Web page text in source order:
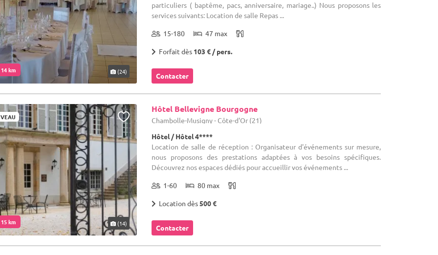
km (24)
particuliers ( baptême, pacs, anniversaire, mariage..) Nous proposons les
services suivants: Location de salle Repas ...
15-180 47 max
Forfait dès 103 € / pers.
Contacter
km (14)
Hôtel Bellevigne Bourgogne
Chambolle-Musigny - Côte-d'Or (21)
Hôtel / Hôtel 4****
Location de salle de réception : Organisateur d'événements sur mesure,
nous proposons des prestations adaptées à vos besoins spécifiques.
Découvrez nos espaces dédiés pour accueillir vos événements ...
1-60 80 max
Location dès500 €
Contacter